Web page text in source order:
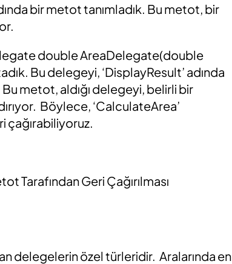
bir metot tanımladık. Bu metot, bir
double AreaDelegate(double
Bu delegeyi, ‘DisplayResult’ adında
metot, aldığı delegeyi, belirli bir
Böylece, ‘CalculateArea’
çağırabiliyoruz.
Tarafından Geri Çağırılması
delegelerin özel türleridir. Aralarında en